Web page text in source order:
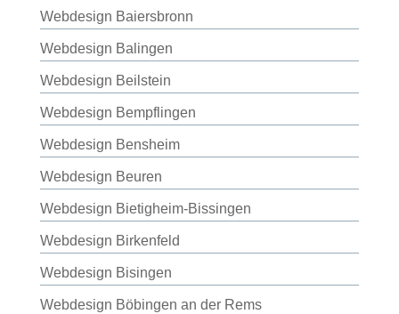
Webdesign Baiersbronn
Webdesign Balingen
Webdesign Beilstein
Webdesign Bempflingen
Webdesign Bensheim
Webdesign Beuren
Webdesign Bietigheim-Bissingen
Webdesign Birkenfeld
Webdesign Bisingen
Webdesign Böbingen an der Rems